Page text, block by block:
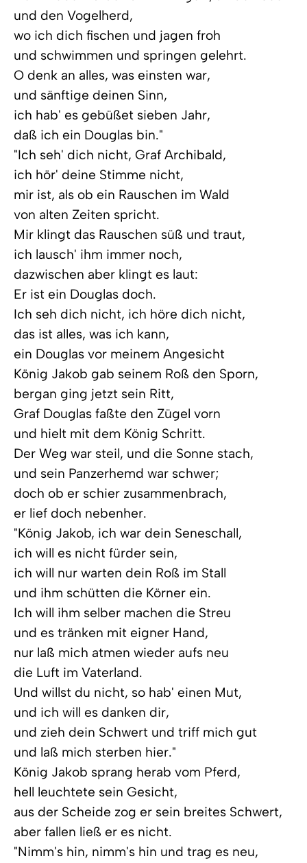
und den Vogelherd,
wo ich dich fischen und jagen froh
und schwimmen und springen gelehrt.
O denk an alles, was einsten war,
und sänftige deinen Sinn,
ich hab' es gebüßet sieben Jahr,
daß ich ein Douglas bin."
"Ich seh' dich nicht, Graf Archibald,
ich hör' deine Stimme nicht,
mir ist, als ob ein Rauschen im Wald
von alten Zeiten spricht.
Mir klingt das Rauschen süß und traut,
ich lausch' ihm immer noch,
dazwischen aber klingt es laut:
Er ist ein Douglas doch.
Ich seh dich nicht, ich höre dich nicht,
das ist alles, was ich kann,
ein Douglas vor meinem Angesicht
König Jakob gab seinem Roß den Sporn,
bergan ging jetzt sein Ritt,
Graf Douglas faßte den Zügel vorn
und hielt mit dem König Schritt.
Der Weg war steil, und die Sonne stach,
und sein Panzerhemd war schwer;
doch ob er schier zusammenbrach,
er lief doch nebenher.
"König Jakob, ich war dein Seneschall,
ich will es nicht fürder sein,
ich will nur warten dein Roß im Stall
und ihm schütten die Körner ein.
Ich will ihm selber machen die Streu
und es tränken mit eigner Hand,
nur laß mich atmen wieder aufs neu
die Luft im Vaterland.
Und willst du nicht, so hab' einen Mut,
und ich will es danken dir,
und zieh dein Schwert und triff mich gut
und laß mich sterben hier."
König Jakob sprang herab vom Pferd,
hell leuchtete sein Gesicht,
aus der Scheide zog er sein breites Schwert,
aber fallen ließ er es nicht.
"Nimm's hin, nimm's hin und trag es neu,